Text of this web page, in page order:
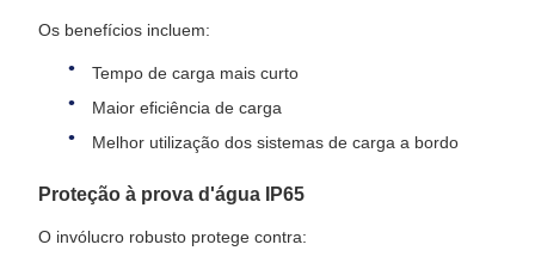
Os benefícios incluem:
Tempo de carga mais curto
Maior eficiência de carga
Melhor utilização dos sistemas de carga a bordo
Proteção à prova d'água IP65
O invólucro robusto protege contra: